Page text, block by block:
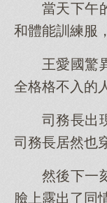
當天下午
和體能訓練服
王愛國驚
全格格不入的
司務長出
司務長居然也
然後下一
臉上露出了同